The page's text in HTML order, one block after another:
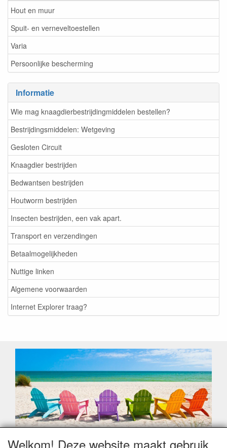
Hout en muur
Spuit- en verneveltoestellen
Varia
Persoonlijke bescherming
Informatie
Wie mag knaagdierbestrijdingmiddelen bestellen?
Bestrijdingsmiddelen: Wetgeving
Gesloten Circuit
Knaagdier bestrijden
Bedwantsen bestrijden
Houtworm bestrijden
Insecten bestrijden, een vak apart.
Transport en verzendingen
Betaalmogelijkheden
Nuttige linken
Algemene voorwaarden
Internet Explorer traag?
Welkom! Deze website maakt gebruik